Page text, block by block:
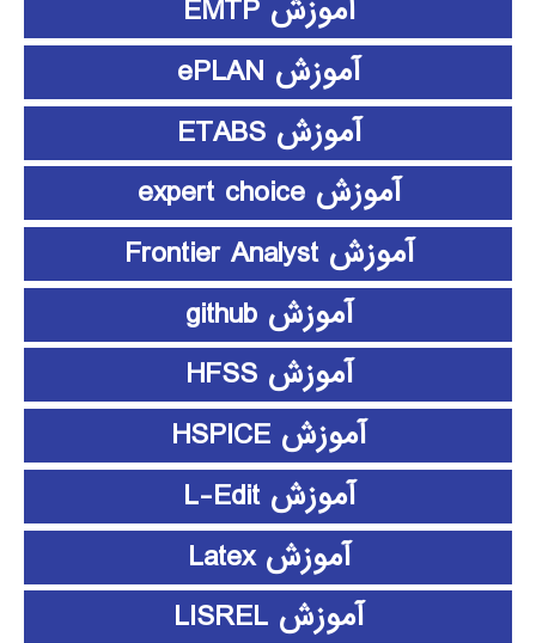
آموزش EMTP
آموزش ePLAN
آموزش ETABS
آموزش expert choice
آموزش Frontier Analyst
آموزش github
آموزش HFSS
آموزش HSPICE
آموزش L-Edit
آموزش Latex
آموزش LISREL